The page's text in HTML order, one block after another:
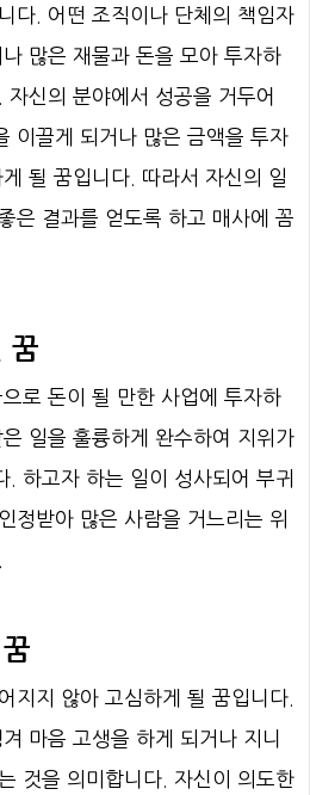
다. 어떤 조직이나 단체의 책임자
많은 재물과 돈을 모아 투자하
신의 분야에서 성공을 거두어
이끌게 되거나 많은 금액을 투자
될 꿈입니다. 따라서 자신의 일
은 결과를 얻도록 하고 매사에 꼼
꿈
로 돈이 될 만한 사업에 투자하
일을 훌륭하게 완수하여 지위가
. 하고자 하는 일이 성사되어 부귀
정받아 많은 사람을 거느리는 위
지지 않아 고심하게 될 꿈입니다.
마음 고생을 하게 되거나 지니
것을 의미합니다. 자신이 의도한